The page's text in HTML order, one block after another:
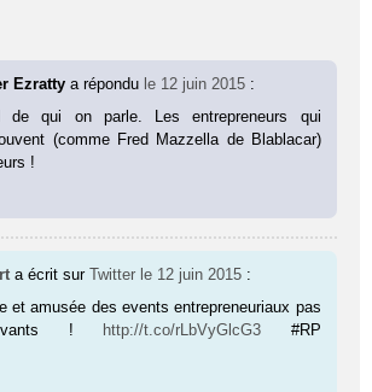
Ezrattya répondu le 12 juin 2015 :
de qui on parle. Les entrepreneurs qui
(comme Fred Mazzella de Blablacar)
!
a écrit surTwitter le 12 juin 2015 :
et amusée des events entrepreneuriaux pas
!
http://t.co/rLbVyGlcG3 #RP